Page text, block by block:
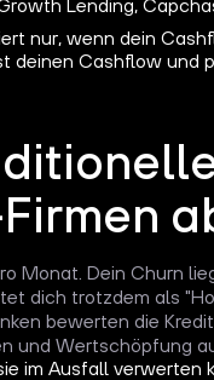
nur, wenn dein
deinen Cashflow und
Monat. Dein Churn
dich trotzdem als
bewerten die
und Wertschöpfung
im Ausfall verwerten